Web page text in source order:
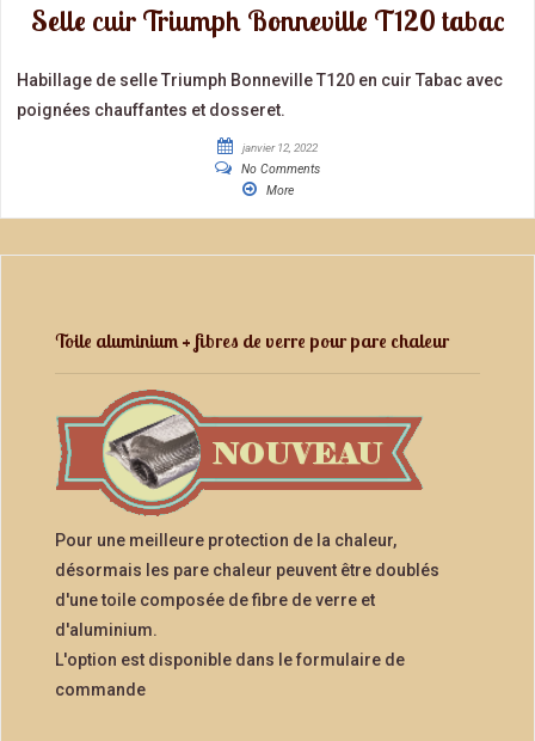
Selle cuir Triumph Bonneville T120 tabac
Habillage de selle Triumph Bonneville T120 en cuir Tabac avec
poignées chauffantes et dosseret.
janvier 12, 2022
No Comments
More
Toile aluminium + fibres de verre pour pare chaleur
Pour une meilleure protection de la chaleur,
désormais les pare chaleur peuvent être doublés
d'une toile composée de fibre de verre et
d'aluminium.
L'option est disponible dans le formulaire de
commande